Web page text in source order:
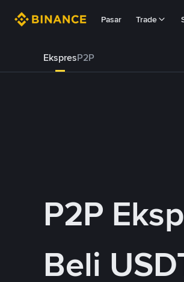
Pasar Trade
EkspresP2P
P2P
Beli